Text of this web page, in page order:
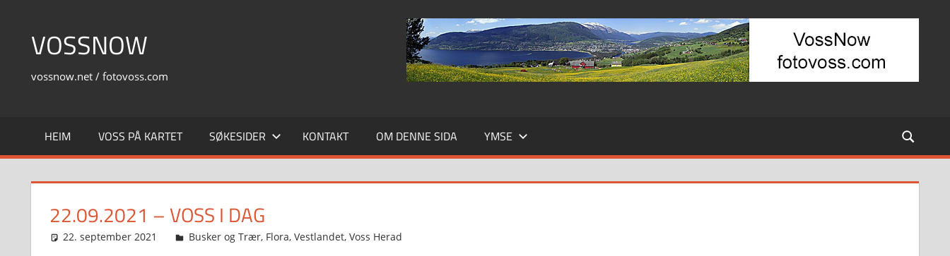
contentVOSSNOW
vossnow.net / fotovoss.com
HEIM VOSS PÅ KARTET SØKESIDER KONTAKT OM DENNE SIDA YMSE
22.09.2021 – VOSS I DAG
22. september 2021 Svein
Busker og Trær, Flora, Vestlandet, Voss Herad